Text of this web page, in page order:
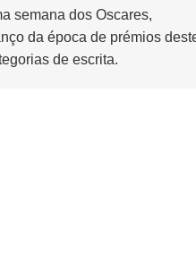
semana dos Oscares,
da época de prémios
de escrita.